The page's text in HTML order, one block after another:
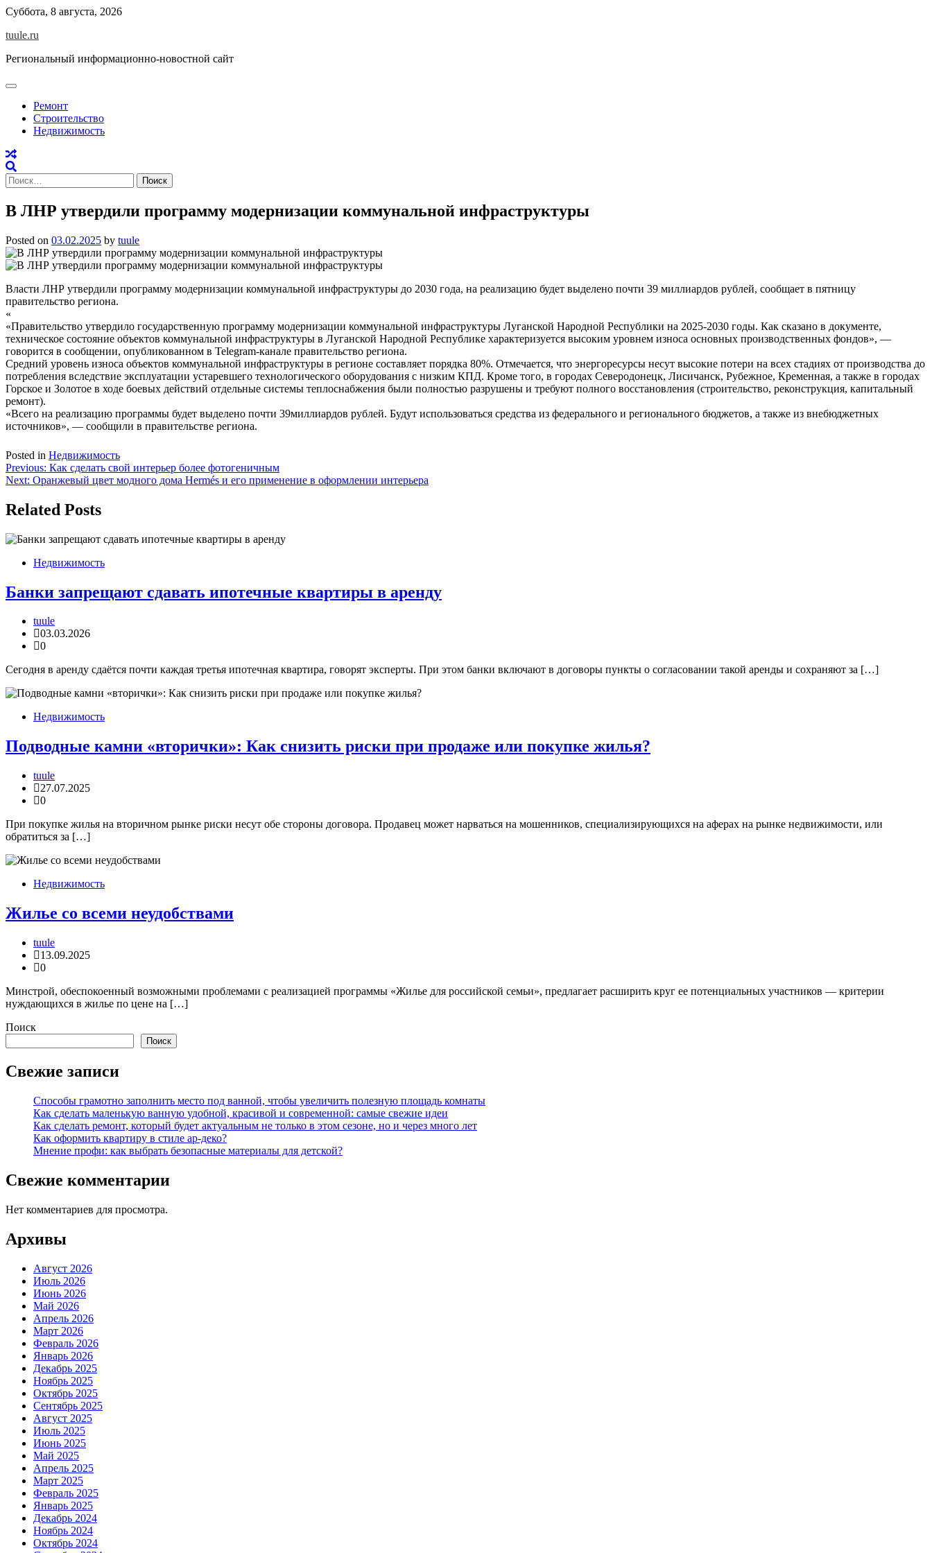
Skip
content
Суббота, 8 августа, 2026
tuule.ru
Региональный информационно-новостной сайт
Ремонт
Строительство
Недвижимость
Найти:
В ЛНР утвердили программу модернизации коммунальной инфраструктуры
Posted on 03.02.2025 by tuule
Власти ЛНР утвердили программу модернизации коммунальной инфраструктуры до 2030 года, на реализацию будет выделено почти 39 миллиардов рублей, сообщает в пятницу
правительство региона.
«
«Правительство утвердило государственную программу модернизации коммунальной инфраструктуры Луганской Народной Республики на 2025-2030 годы. Как сказано в документе,
техническое состояние объектов коммунальной инфраструктуры в Луганской Народной Республике характеризуется высоким уровнем износа основных производственных фондов», —
говорится в сообщении, опубликованном в Telegram-канале правительство региона.
Средний уровень износа объектов коммунальной инфраструктуры в регионе составляет порядка 80%. Отмечается, что энергоресурсы несут высокие потери на всех стадиях от производства до
потребления вследствие эксплуатации устаревшего технологического оборудования с низким КПД. Кроме того, в городах Северодонецк, Лисичанск, Рубежное, Кременная, а также в городах
Горское и Золотое в ходе боевых действий отдельные системы теплоснабжения были полностью разрушены и требуют полного восстановления (строительство, реконструкция, капитальный
ремонт).
«Всего на реализацию программы будет выделено почти 39миллиардов рублей. Будут использоваться средства из федерального и регионального бюджетов, а также из внебюджетных
источников», — сообщили в правительстве региона.
Posted in Недвижимость
Навигация
по
записям
Previous: Как сделать свой интерьер более фотогеничным
Next: Оранжевый цвет модного дома Hermés и его применение в оформлении интерьера
Related Posts
Недвижимость
Банки запрещают сдавать ипотечные квартиры в аренду
tuule
03.03.2026
0
Сегодня в аренду сдаётся почти каждая третья ипотечная квартира, говорят эксперты. При этом банки включают в договоры пункты о согласовании такой аренды и сохраняют за […]
Недвижимость
Подводные камни «вторички»: Как снизить риски при продаже или покупке жилья?
tuule
27.07.2025
0
При покупке жилья на вторичном рынке риски несут обе стороны договора. Продавец может нарваться на мошенников, специализирующихся на аферах на рынке недвижимости, или
обратиться за […]
Недвижимость
Жилье со всеми неудобствами
tuule
13.09.2025
0
Минстрой, обеспокоенный возможными проблемами с реализацией программы «Жилье для российской семьи», предлагает расширить круг ее потенциальных участников — критерии
нуждающихся в жилье по цене на […]
Поиск
Поиск
Свежие записи
Способы грамотно заполнить место под ванной, чтобы увеличить полезную площадь комнаты
Как сделать маленькую ванную удобной, красивой и современной: самые свежие идеи
Как сделать ремонт, который будет актуальным не только в этом сезоне, но и через много лет
Как оформить квартиру в стиле ар-деко?
Мнение профи: как выбрать безопасные материалы для детской?
Свежие комментарии
Нет комментариев для просмотра.
Архивы
Август 2026
Июль 2026
Июнь 2026
Май 2026
Апрель 2026
Март 2026
Февраль 2026
Январь 2026
Декабрь 2025
Ноябрь 2025
Октябрь 2025
Сентябрь 2025
Август 2025
Июль 2025
Июнь 2025
Май 2025
Апрель 2025
Март 2025
Февраль 2025
Январь 2025
Декабрь 2024
Ноябрь 2024
Октябрь 2024